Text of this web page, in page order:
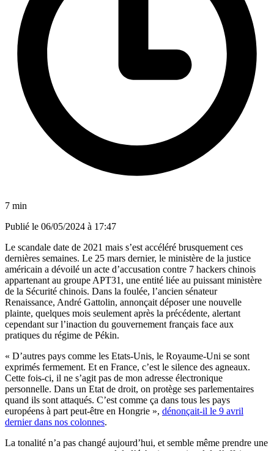
7 min
Publié le 06/05/2024 à 17:47
Le scandale date de 2021 mais s’est accéléré brusquement ces
dernières semaines. Le 25 mars dernier, le ministère de la justice
américain a dévoilé un acte d’accusation contre 7 hackers chinois
appartenant au groupe APT31, une entité liée au puissant ministère
de la Sécurité chinois. Dans la foulée, l’ancien sénateur
Renaissance, André Gattolin, annonçait déposer une nouvelle
plainte, quelques mois seulement après la précédente, alertant
cependant sur l’inaction du gouvernement français face aux
pratiques du régime de Pékin.
« D’autres pays comme les Etats-Unis, le Royaume-Uni se sont
exprimés fermement. Et en France, c’est le silence des agneaux.
Cette fois-ci, il ne s’agit pas de mon adresse électronique
personnelle. Dans un Etat de droit, on protège ses parlementaires
quand ils sont attaqués. C’est comme ça dans tous les pays
européens à part peut-être en Hongrie », dénonçait-il le 9 avril
dernier dans nos colonnes.
La tonalité n’a pas changé aujourd’hui, et semble même prendre une